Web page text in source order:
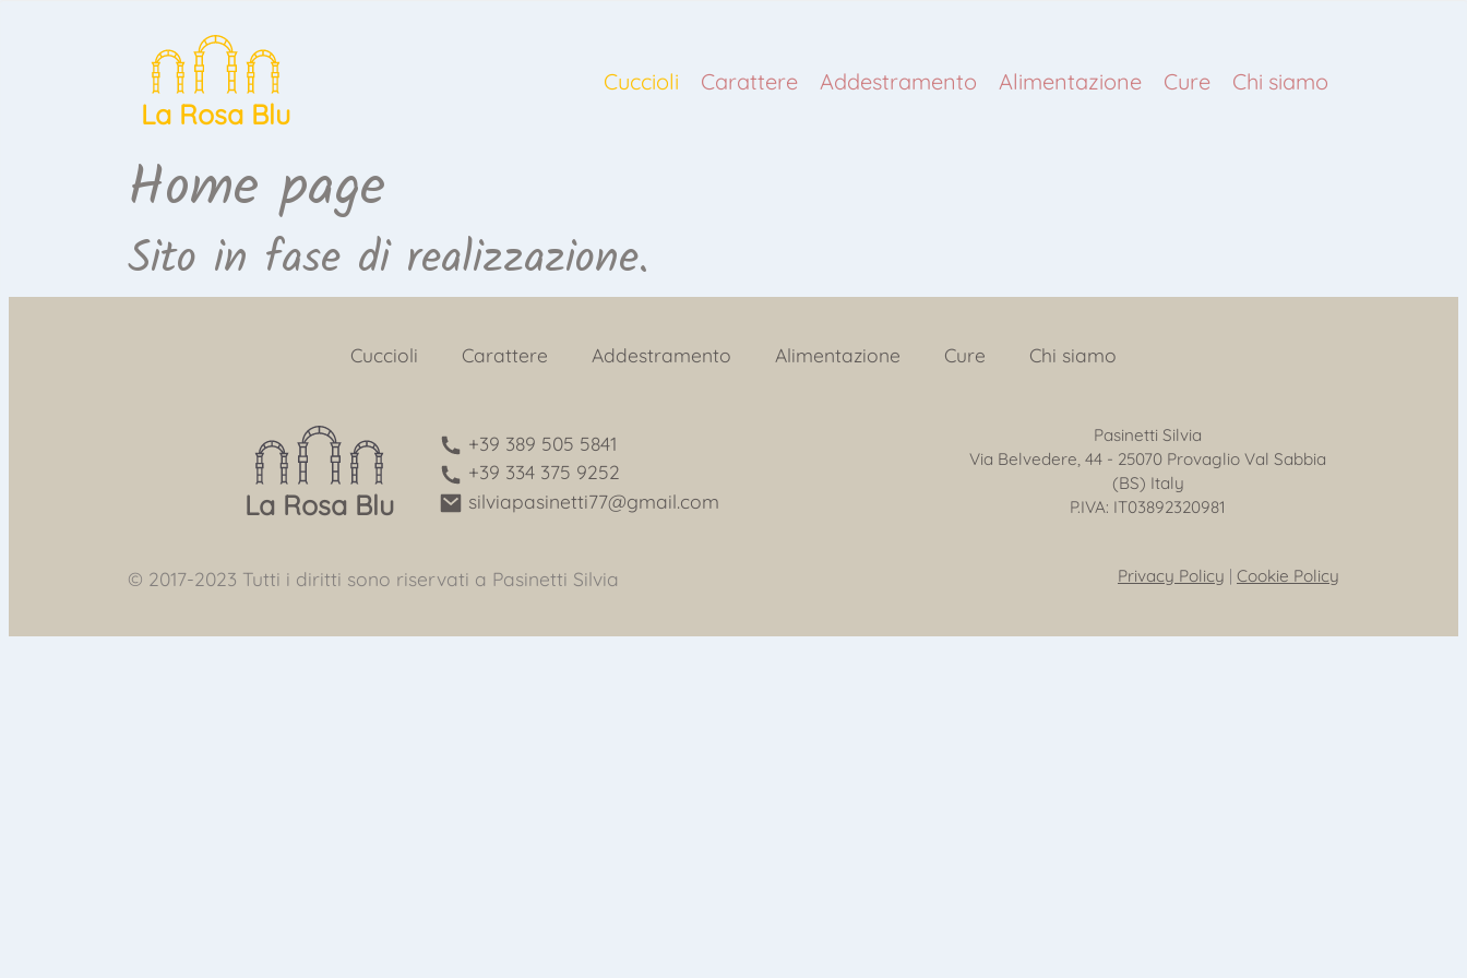
La Rosa Blu
Cuccioli Carattere Addestramento Alimentazione Cure Chi siamo
Home page
Sito in fase di realizzazione.
Cuccioli Carattere Addestramento Alimentazione Cure Chi siamo
La Rosa Blu
+39 389 505 5841
+39 334 375 9252
silviapasinetti77@gmail.com
Pasinetti Silvia
Via Belvedere, 44 - 25070 Provaglio Val Sabbia
(BS) Italy
P.IVA: IT03892320981
© 2017-2023 Tutti i diritti sono riservati a Pasinetti Silvia Privacy Policy | Cookie Policy